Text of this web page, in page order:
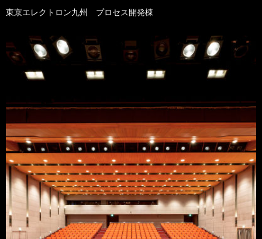
東京エレクトロン九州 プロセス開発棟